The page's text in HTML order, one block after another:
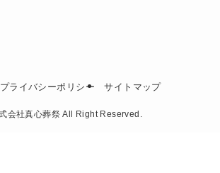
プライバシーポリシー サイトマップ
会社真心葬祭 All Right Reserved.